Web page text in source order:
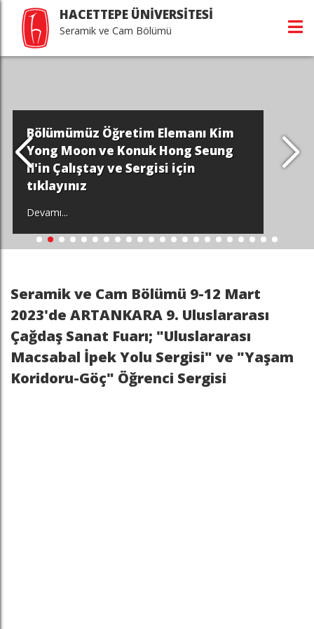
HACETTEPE ÜNİVERSİTESİ
Seramik ve Cam Bölümü
Bölümümüz Öğretim Elemanı Kim
Yong Moon ve Konuk Hong Seung
Il'in Çalıştay ve Sergisi için
tıklayınız
Devamı...
Seramik ve Cam Bölümü 9-12 Mart
2023'de ARTANKARA 9. Uluslararası
Çağdaş Sanat Fuarı; "Uluslararası
Macsabal İpek Yolu Sergisi" ve "Yaşam
Koridoru-Göç" Öğrenci Sergisi